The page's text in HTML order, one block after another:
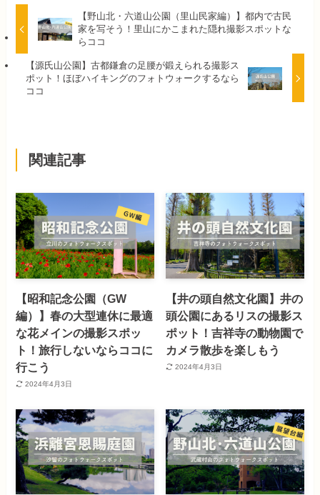
【野山北・六道山公園（里山民家編）】都内で古民
家を写そう！里山にかこまれた隠れ撮影スポットな
らココ
【源氏山公園】古都鎌倉の足腰が鍛えられる撮影ス
ポット！ほぼハイキングのフォトウォークするなら
ココ
関連記事
【昭和記念公園（GW
編）】春の大型連休に最適
な花メインの撮影スポッ
ト！旅行しないならココに
行こう
2024年4月3日
【井の頭自然文化園】井の
頭公園にあるリスの撮影ス
ポット！吉祥寺の動物園で
カメラ散歩を楽しもう
2024年4月3日